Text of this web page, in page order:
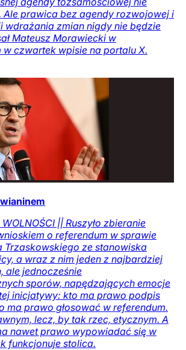
prawica bez agendy rozwojowej i
wdrażania zmian nigdy nie będzie
Mateusz Morawiecki w
czwartek wpisie na portalu X.
|| Ruszyło zbieranie
o referendum w sprawie
Trzaskowskiego ze stanowiska
a wraz z nim jeden z najbardziej
ale jednocześnie
sporów, napędzających emocje
inicjatywy: kto ma prawo podpis
ma prawo głosować w referendum.
lecz, by tak rzec, etycznym. A
nawet prawo wypowiadać się w
funkcjonuje stolica.